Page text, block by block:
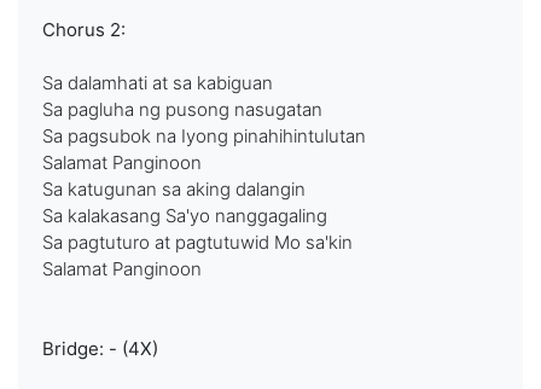
Chorus 2:
Sa dalamhati at sa kabiguan
Sa pagluha ng pusong nasugatan
Sa pagsubok na Iyong pinahihintulutan
Salamat Panginoon
Sa katugunan sa aking dalangin
Sa kalakasang Sa'yo nanggagaling
Sa pagtuturo at pagtutuwid Mo sa'kin
Salamat Panginoon
Bridge: - (4X)